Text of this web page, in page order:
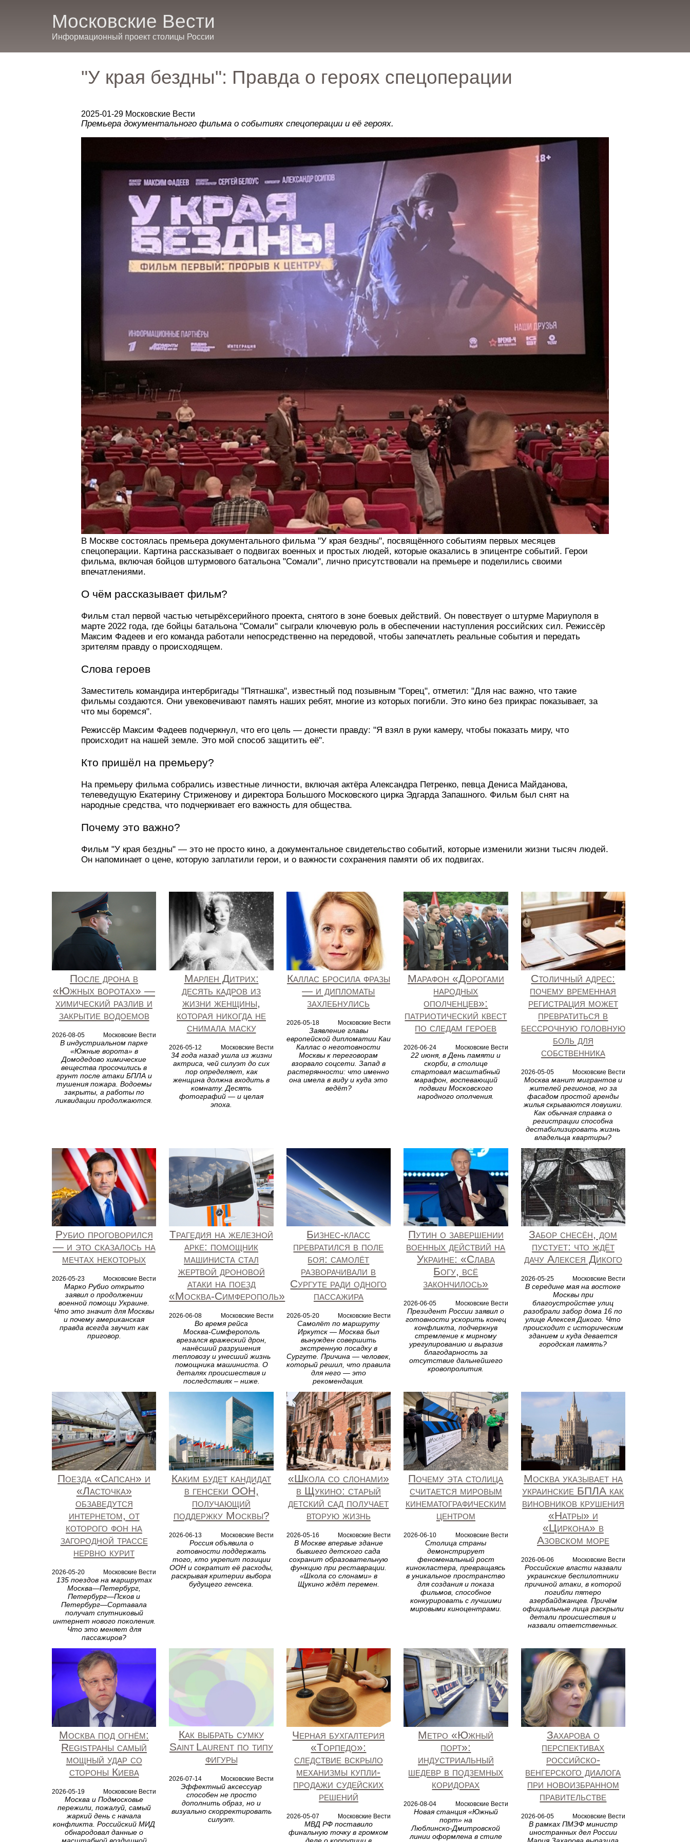
Московские Вести
Информационный проект столицы России
"У края бездны": Правда о героях спецоперации
2025-01-29 Московские Вести
Премьера документального фильма о событиях спецоперации и её героях.
В Москве состоялась премьера документального фильма "У края бездны", посвящённого событиям первых месяцев
спецоперации. Картина рассказывает о подвигах военных и простых людей, которые оказались в эпицентре событий. Герои
фильма, включая бойцов штурмового батальона "Сомали", лично присутствовали на премьере и поделились своими
впечатлениями.
О чём рассказывает фильм?
Фильм стал первой частью четырёхсерийного проекта, снятого в зоне боевых действий. Он повествует о штурме Мариуполя в
марте 2022 года, где бойцы батальона "Сомали" сыграли ключевую роль в обеспечении наступления российских сил. Режиссёр
Максим Фадеев и его команда работали непосредственно на передовой, чтобы запечатлеть реальные события и передать
зрителям правду о происходящем.
Слова героев
Заместитель командира интербригады "Пятнашка", известный под позывным "Горец", отметил: "Для нас важно, что такие
фильмы создаются. Они увековечивают память наших ребят, многие из которых погибли. Это кино без прикрас показывает, за
что мы боремся".
Режиссёр Максим Фадеев подчеркнул, что его цель — донести правду: "Я взял в руки камеру, чтобы показать миру, что
происходит на нашей земле. Это мой способ защитить её".
Кто пришёл на премьеру?
На премьеру фильма собрались известные личности, включая актёра Александра Петренко, певца Дениса Майданова,
телеведущую Екатерину Стриженову и директора Большого Московского цирка Эдгарда Запашного. Фильм был снят на
народные средства, что подчеркивает его важность для общества.
Почему это важно?
Фильм "У края бездны" — это не просто кино, а документальное свидетельство событий, которые изменили жизни тысяч людей.
Он напоминает о цене, которую заплатили герои, и о важности сохранения памяти об их подвигах.
После дрона в
«Южных воротах» —
химический разлив и
закрытие водоемов
2026-08-05 Московские Вести
В индустриальном парке
«Южные ворота» в
Домодедово химические
вещества просочились в
грунт после атаки БПЛА и
тушения пожара. Водоемы
закрыты, а работы по
ликвидации продолжаются.
Марлен Дитрих:
десять кадров из
жизни женщины,
которая никогда не
снимала маску
2026-05-12 Московские Вести
34 года назад ушла из жизни
актриса, чей силуэт до сих
пор определяет, как
женщина должна входить в
комнату. Десять
фотографий — и целая
эпоха.
Каллас бросила фразы
— и дипломаты
захлебнулись
2026-05-18 Московские Вести
Заявление главы
европейской дипломатии Каи
Каллас о неготовности
Москвы к переговорам
взорвало соцсети. Запад в
растерянности: что именно
она имела в виду и куда это
ведёт?
Марафон «Дорогами
народных
ополченцев»:
патриотический квест
по следам героев
2026-06-24 Московские Вести
22 июня, в День памяти и
скорби, в столице
стартовал масштабный
марафон, воспевающий
подвиги Московского
народного ополчения.
Столичный адрес:
почему временная
регистрация может
превратиться в
бессрочную головную
боль для
собственника
2026-05-05 Московские Вести
Москва манит мигрантов и
жителей регионов, но за
фасадом простой аренды
жилья скрываются ловушки.
Как обычная справка о
регистрации способна
дестабилизировать жизнь
владельца квартиры?
Рубио проговорился
— и это сказалось на
мечтах некоторых
2026-05-23 Московские Вести
Марко Рубио открыто
заявил о продолжении
военной помощи Украине.
Что это значит для Москвы
и почему американская
правда всегда звучит как
приговор.
Трагедия на железной
арке: помощник
машиниста стал
жертвой дроновой
атаки на поезд
«Москва‑Симферополь»
2026-06-08 Московские Вести
Во время рейса
Москва‑Симферополь
врезался вражеский дрон,
нанёсший разрушения
тепловозу и унесший жизнь
помощника машиниста. О
деталях происшествия и
последствиях – ниже.
Бизнес-класс
превратился в поле
боя: самолёт
разворачивали в
Сургуте ради одного
пассажира
2026-05-20 Московские Вести
Самолёт по маршруту
Иркутск — Москва был
вынужден совершить
экстренную посадку в
Сургуте. Причина — человек,
который решил, что правила
для него — это
рекомендация.
Путин о завершении
военных действий на
Украине: «Слава
Богу, всё
закончилось»
2026-06-05 Московские Вести
Президент России заявил о
готовности ускорить конец
конфликта, подчеркнув
стремление к мирному
урегулированию и выразив
благодарность за
отсутствие дальнейшего
кровопролития.
Забор снесён, дом
пустует: что ждёт
дачу Алексея Дикого
2026-05-25 Московские Вести
В середине мая на востоке
Москвы при
благоустройстве улиц
разобрали забор дома 16 по
улице Алексея Дикого. Что
происходит с историческим
зданием и куда девается
городская память?
Поезда «Сапсан» и
«Ласточка»
обзаведутся
интернетом, от
которого фон на
загородной трассе
нервно курит
2026-05-20 Московские Вести
135 поездов на маршрутах
Москва—Петербург,
Петербург—Псков и
Петербург—Сортавала
получат спутниковый
интернет нового поколения.
Что это меняет для
пассажиров?
Каким будет кандидат
в генсеки ООН,
получающий
поддержку Москвы?
2026-06-13 Московские Вести
Россия объявила о
готовности поддержать
того, кто укрепит позиции
ООН и сократит её расходы,
раскрывая критерии выбора
будущего генсека.
«Школа со слонами»
в Щукино: старый
детский сад получает
вторую жизнь
2026-05-16 Московские Вести
В Москве впервые здание
бывшего детского сада
сохранит образовательную
функцию при реставрации.
«Школа со слонами» в
Щукино ждёт перемен.
Почему эта столица
считается мировым
кинематографическим
центром
2026-06-10 Московские Вести
Столица страны
демонстрирует
феноменальный рост
кинокластера, превращаясь
в уникальное пространство
для создания и показа
фильмов, способное
конкурировать с лучшими
мировыми киноцентрами.
Москва указывает на
украинские БПЛА как
виновников крушения
«Натры» и
«Циркона» в
Азовском море
2026-06-06 Московские Вести
Российские власти назвали
украинские беспилотники
причиной атаки, в которой
погибли пятеро
азербайджанцев. Причём
официальные лица раскрыли
детали происшествия и
назвали ответственных.
Москва под огнём:
Registраны самый
мощный удар со
стороны Киева
2026-05-19 Московские Вести
Москва и Подмосковье
пережили, пожалуй, самый
жаркий день с начала
конфликта. Российский МИД
обнародовал данные о
Как выбрать сумку
Saint Laurent по типу
фигуры
2026-07-14 Московские Вести
Эффектный аксессуар
способен не просто
дополнить образ, но и
визуально скорректировать
силуэт.
Черная бухгалтерия
«Торпедо»:
следствие вскрыло
механизмы купли-
продажи судейских
решений
2026-05-07 Московские Вести
МВД РФ поставило
финальную точку в громком
Метро «Южный
порт»:
индустриальный
шедевр в подземных
коридорах
2026-08-04 Московские Вести
Новая станция «Южный
порт» на
Люблинско‑Дмитровской
линии оформлена в стиле
Захарова о
перспективах
российско-
венгерского диалога
при новоизбранном
правительстве
2026-06-05 Московские Вести
В рамках ПМЭФ министр
иностранных дел России